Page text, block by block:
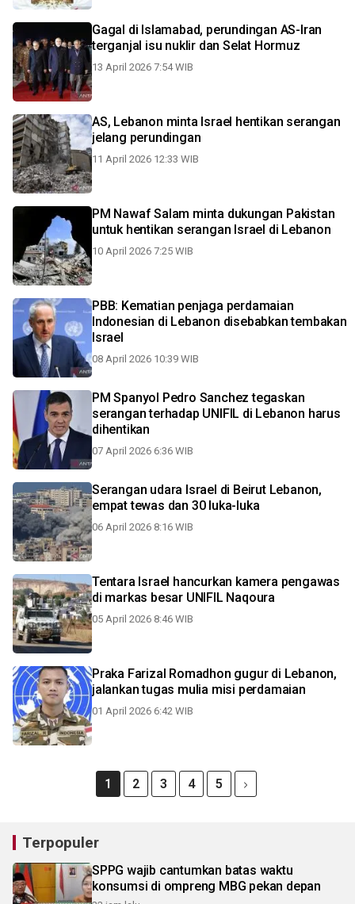
Gagal di Islamabad, perundingan AS-Iran
terganjal isu nuklir dan Selat Hormuz
13 April 2026 7:54 WIB
AS, Lebanon minta Israel hentikan serangan
jelang perundingan
11 April 2026 12:33 WIB
PM Nawaf Salam minta dukungan Pakistan
untuk hentikan serangan Israel di Lebanon
10 April 2026 7:25 WIB
PBB: Kematian penjaga perdamaian
Indonesian di Lebanon disebabkan tembakan
Israel
08 April 2026 10:39 WIB
PM Spanyol Pedro Sanchez tegaskan
serangan terhadap UNIFIL di Lebanon harus
dihentikan
07 April 2026 6:36 WIB
Serangan udara Israel di Beirut Lebanon,
empat tewas dan 30 luka-luka
06 April 2026 8:16 WIB
Tentara Israel hancurkan kamera pengawas
di markas besar UNIFIL Naqoura
05 April 2026 8:46 WIB
Praka Farizal Romadhon gugur di Lebanon,
jalankan tugas mulia misi perdamaian
01 April 2026 6:42 WIB
1 2 3 4 5
Terpopuler
SPPG wajib cantumkan batas waktu
konsumsi di ompreng MBG pekan depan